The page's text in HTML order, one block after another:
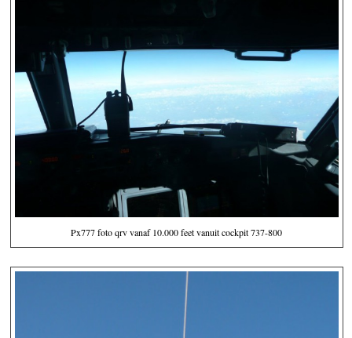
Px777 foto qrv vanaf 10.000 feet vanuit cockpit 737-800